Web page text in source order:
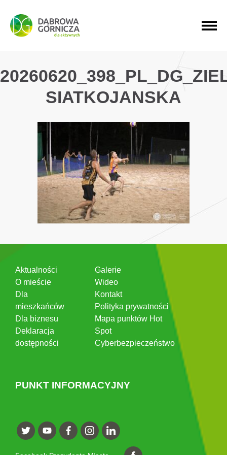
PRZEJDŹ DO MENU GŁÓWNEGO
PRZEJDŹ DO WYSZUKIWARKI
PRZEJDŹ DO TREŚCI
SIATKOJANSKA
Aktualności
O mieście
Dla
mieszkańców
Dla biznesu
Deklaracja
dostępności
Galerie
Wideo
Kontakt
Polityka prywatności
Mapa punktów Hot
Spot
Cyberbezpieczeństwo
PUNKT INFORMACYJNY